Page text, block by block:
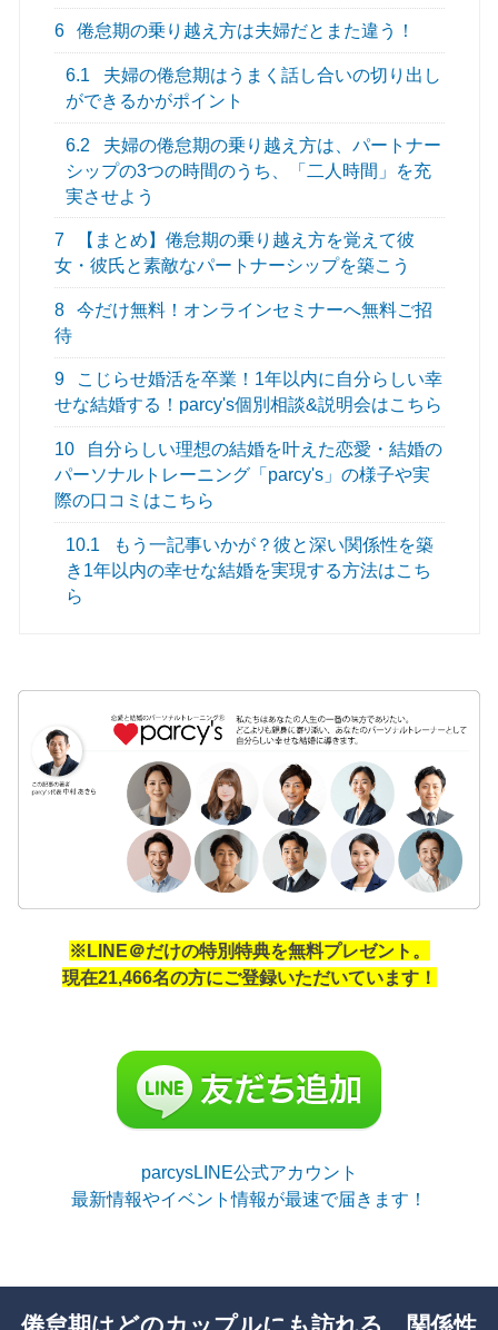
6 倦怠期の乗り越え方は夫婦だとまた違う！
6.1
夫婦の倦怠期はうまく話し合いの切り出し
ができるかがポイント
6.2
夫婦の倦怠期の乗り越え方は、パートナー
シップの3つの時間のうち、「二人時間」を充
実させよう
7
【まとめ】倦怠期の乗り越え方を覚えて彼
女・彼氏と素敵なパートナーシップを築こう
8
今だけ無料！オンラインセミナーへ無料ご招
待
9
こじらせ婚活を卒業！1年以内に自分らしい幸
せな結婚する！parcy's個別相談&説明会はこちら
10
自分らしい理想の結婚を叶えた恋愛・結婚の
パーソナルトレーニング「parcy's」の様子や実
際の口コミはこちら
10.1
もう一記事いかが？彼と深い関係性を築
き1年以内の幸せな結婚を実現する方法はこち
ら
※LINE＠だけの特別特典を無料プレゼント。
現在21,466名の方にご登録いただいています！
parcysLINE公式アカウント
最新情報やイベント情報が最速で届きます！
倦怠期はどのカップルにも訪れる、関係性